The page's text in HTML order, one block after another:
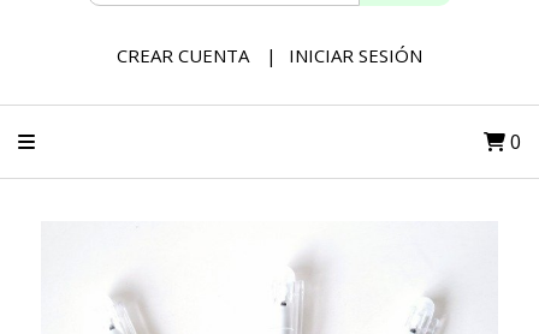
CREAR CUENTA INICIAR SESIÓN
0